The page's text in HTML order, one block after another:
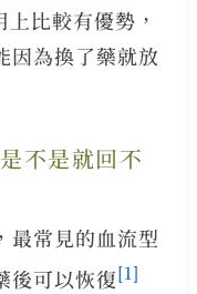
比較有優勢，
因為換了藥就放
不是就回不
最常見的血流型
後可以恢復[1]